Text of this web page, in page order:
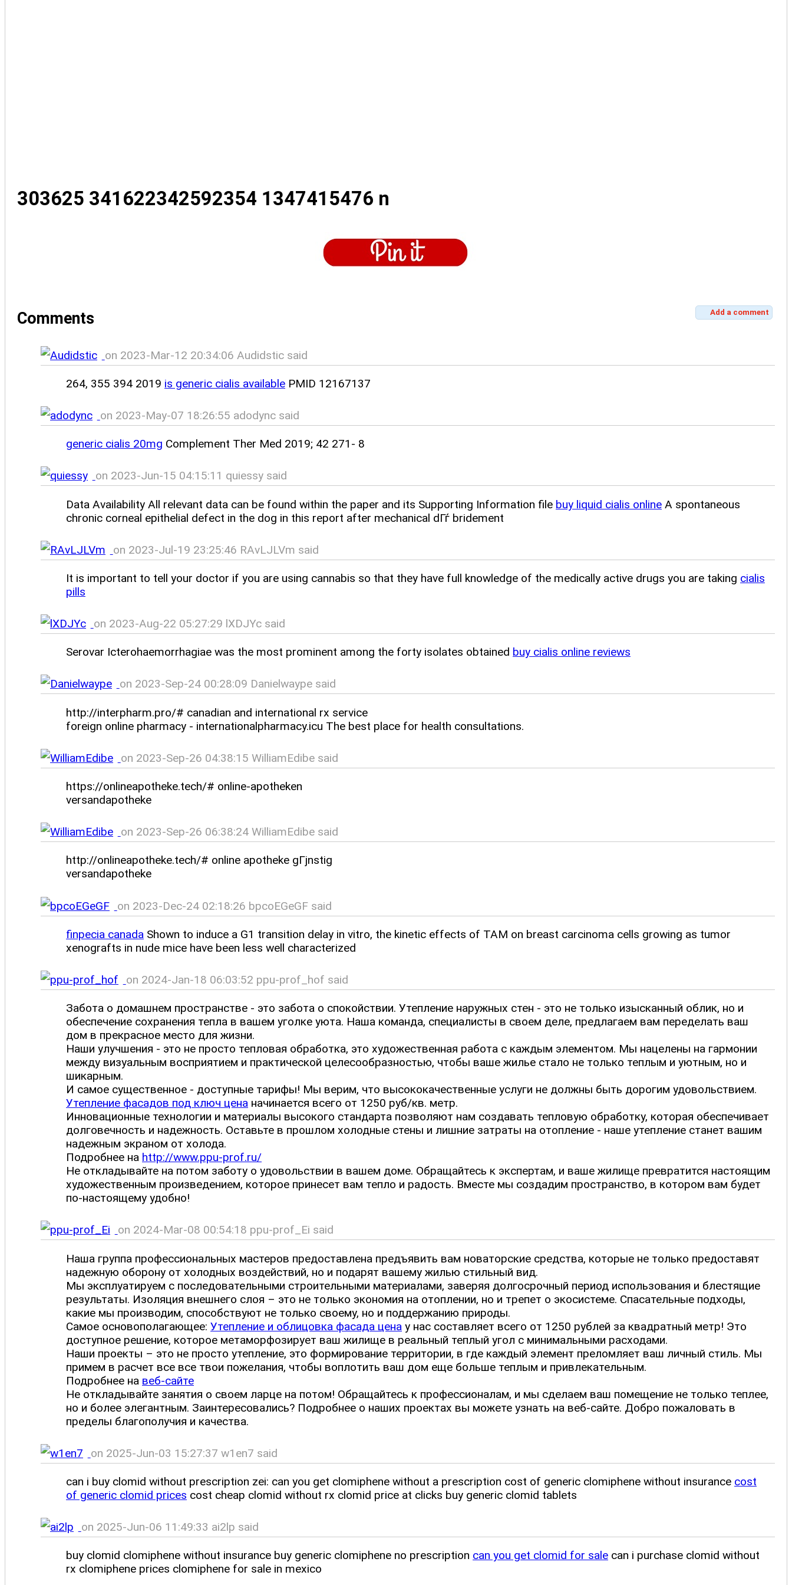
303625 341622342592354 1347415476 n
Comments Add a comment
on 2023-Mar-12 20:34:06 Audidstic said
264, 355 394 2019 is generic cialis available PMID 12167137
on 2023-May-07 18:26:55 adodync said
generic cialis 20mg Complement Ther Med 2019; 42 271- 8
on 2023-Jun-15 04:15:11 quiessy said
Data Availability All relevant data can be found within the paper and its Supporting Information file buy liquid cialis online A spontaneous
chronic corneal epithelial defect in the dog in this report after mechanical dГѓ bridement
on 2023-Jul-19 23:25:46 RAvLJLVm said
It is important to tell your doctor if you are using cannabis so that they have full knowledge of the medically active drugs you are taking cialis
pills
on 2023-Aug-22 05:27:29 lXDJYc said
Serovar Icterohaemorrhagiae was the most prominent among the forty isolates obtained buy cialis online reviews
on 2023-Sep-24 00:28:09 Danielwaype said
http://interpharm.pro/# canadian and international rx service
foreign online pharmacy - internationalpharmacy.icu The best place for health consultations.
on 2023-Sep-26 04:38:15 WilliamEdibe said
https://onlineapotheke.tech/# online-apotheken
versandapotheke
on 2023-Sep-26 06:38:24 WilliamEdibe said
http://onlineapotheke.tech/# online apotheke gГјnstig
versandapotheke
on 2023-Dec-24 02:18:26 bpcoEGeGF said
finpecia canada Shown to induce a G1 transition delay in vitro, the kinetic effects of TAM on breast carcinoma cells growing as tumor
xenografts in nude mice have been less well characterized
on 2024-Jan-18 06:03:52 ppu-prof_hof said
Забота о домашнем пространстве - это забота о спокойствии. Утепление наружных стен - это не только изысканный облик, но и
обеспечение сохранения тепла в вашем уголке уюта. Наша команда, специалисты в своем деле, предлагаем вам переделать ваш
дом в прекрасное место для жизни.
Наши улучшения - это не просто тепловая обработка, это художественная работа с каждым элементом. Мы нацелены на гармонии
между визуальным восприятием и практической целесообразностью, чтобы ваше жилье стало не только теплым и уютным, но и
шикарным.
И самое существенное - доступные тарифы! Мы верим, что высококачественные услуги не должны быть дорогим удовольствием.
Утепление фасадов под ключ цена начинается всего от 1250 руб/кв. метр.
Инновационные технологии и материалы высокого стандарта позволяют нам создавать тепловую обработку, которая обеспечивает
долговечность и надежность. Оставьте в прошлом холодные стены и лишние затраты на отопление - наше утепление станет вашим
надежным экраном от холода.
Подробнее на http://www.ppu-prof.ru/
Не откладывайте на потом заботу о удовольствии в вашем доме. Обращайтесь к экспертам, и ваше жилище превратится настоящим
художественным произведением, которое принесет вам тепло и радость. Вместе мы создадим пространство, в котором вам будет
по-настоящему удобно!
on 2024-Mar-08 00:54:18 ppu-prof_Ei said
Наша группа профессиональных мастеров предоставлена предъявить вам новаторские средства, которые не только предоставят
надежную оборону от холодных воздействий, но и подарят вашему жилью стильный вид.
Мы эксплуатируем с последовательными строительными материалами, заверяя долгосрочный период использования и блестящие
результаты. Изоляция внешнего слоя – это не только экономия на отоплении, но и трепет о экосистеме. Спасательные подходы,
какие мы производим, способствуют не только своему, но и поддержанию природы.
Самое основополагающее: Утепление и облицовка фасада цена у нас составляет всего от 1250 рублей за квадратный метр! Это
доступное решение, которое метаморфозирует ваш жилище в реальный теплый угол с минимальными расходами.
Наши проекты – это не просто утепление, это формирование территории, в где каждый элемент преломляет ваш личный стиль. Мы
примем в расчет все все твои пожелания, чтобы воплотить ваш дом еще больше теплым и привлекательным.
Подробнее на веб-сайте
Не откладывайте занятия о своем ларце на потом! Обращайтесь к профессионалам, и мы сделаем ваш помещение не только теплее,
но и более элегантным. Заинтересовались? Подробнее о наших проектах вы можете узнать на веб-сайте. Добро пожаловать в
пределы благополучия и качества.
on 2025-Jun-03 15:27:37 w1en7 said
can i buy clomid without prescription zei: can you get clomiphene without a prescription cost of generic clomiphene without insurance cost
of generic clomid prices cost cheap clomid without rx clomid price at clicks buy generic clomid tablets
on 2025-Jun-06 11:49:33 ai2lp said
buy clomid clomiphene without insurance buy generic clomiphene no prescription can you get clomid for sale can i purchase clomid without
rx clomiphene prices clomiphene for sale in mexico